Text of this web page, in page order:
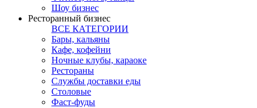
Шоу бизнес
Ресторанный бизнес
ВСЕ КАТЕГОРИИ
Бары, кальяны
Кафе, кофейни
Ночные клубы, караоке
Рестораны
Службы доставки еды
Столовые
Фаст-фуды